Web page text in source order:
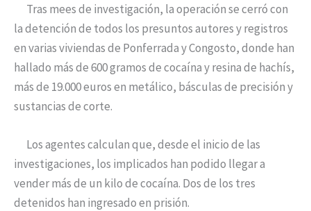
Tras mees de investigación, la operación se cerró con
la detención de todos los presuntos autores y registros
en varias viviendas de Ponferrada y Congosto, donde han
hallado más de 600 gramos de cocaína y resina de hachís,
más de 19.000 euros en metálico, básculas de precisión y
sustancias de corte.
Los agentes calculan que, desde el inicio de las
investigaciones, los implicados han podido llegar a
vender más de un kilo de cocaína. Dos de los tres
detenidos han ingresado en prisión.